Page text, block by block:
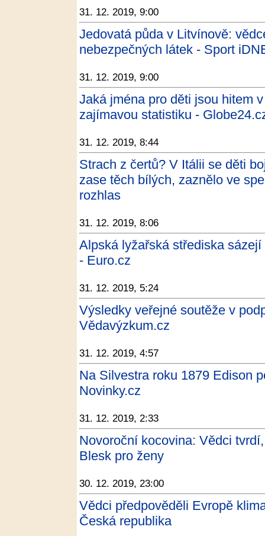
31. 12. 2019, 9:00
Jedovatá půda v Litvínově:
nebezpečných látek - Sport
31. 12. 2019, 9:00
Jaká jména pro děti jsou hitem
zajímavou statistiku -
31. 12. 2019, 8:44
Strach z čertů? V Itálii se děti
zase těch bílých, zaznělo ve
rozhlas
31. 12. 2019, 8:06
Alpská lyžařská střediska
- Euro.cz
31. 12. 2019, 5:24
Výsledky veřejné soutěže v
Vědavýzkum.cz
31. 12. 2019, 4:57
Na Silvestra roku 1879 Edison
Novinky.cz
31. 12. 2019, 2:33
Novoroční kocovina: Vědci
Blesk pro ženy
30. 12. 2019, 23:00
Vědci předpověděli Evropě
Česká republika